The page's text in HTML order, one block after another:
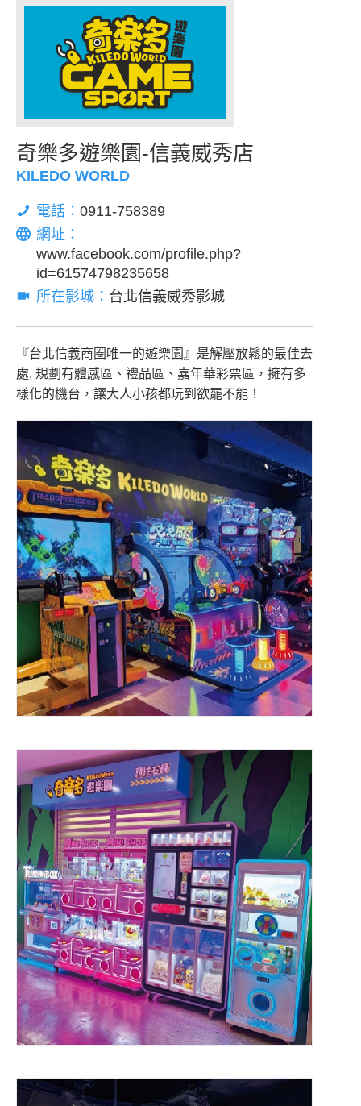
奇樂多遊樂園-信義威秀店
KILEDO WORLD
電話： 0911-758389
網址：
www.facebook.com/profile.php?
id=61574798235658
所在影城： 台北信義威秀影城
『台北信義商圈唯一的遊樂園』是解壓放鬆的最佳去
處, 規劃有體感區、禮品區、嘉年華彩票區，擁有多
樣化的機台，讓大人小孩都玩到欲罷不能！